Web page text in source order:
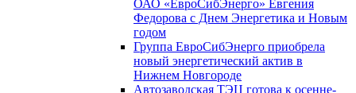
ОАО «ЕвроСибЭнерго» Евгения
Федорова с Днем Энергетика и Новым
годом
Группа ЕвроСибЭнерго приобрела
новый энергетический актив в
Нижнем Новгороде
Автозаводская ТЭЦ готова к осенне-